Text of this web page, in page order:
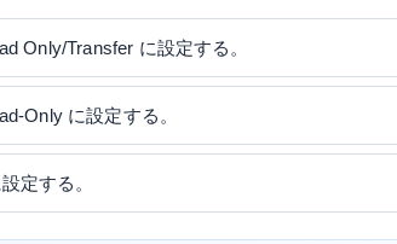
Only/Transfer に設定する。
Only に設定する。
定する。